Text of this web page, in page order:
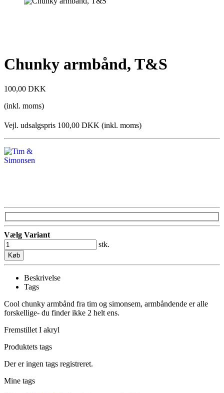
Chunky armbånd, T&S
100,00 DKK
(inkl. moms)
Vejl. udsalgspris 100,00 DKK (inkl. moms)
Vælg Variant
stk.
Køb
Beskrivelse
Tags
Cool chunky armbånd fra tim og simonsem, armbåndende er alle
forskellige- du finder ikke 2 helt ens.
Fremstillet I akryl
Produktets tags
Der er ingen tags registreret.
Mine tags